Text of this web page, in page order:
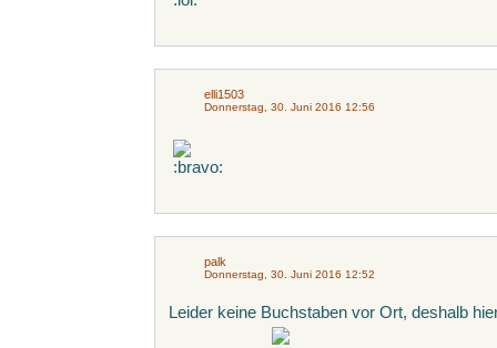
elli1503
Donnerstag, 30. Juni 2016 12:56
palk
Donnerstag, 30. Juni 2016 12:52
Leider keine Buchstaben vor Ort, deshalb